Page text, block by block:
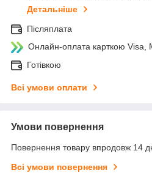
Детальніше
Післяплата
Онлайн-оплата карткою Visa,
Готівкою
Всі умови оплати
Умови повернення
Повернення товару впродовж 14
Всі умови повернення